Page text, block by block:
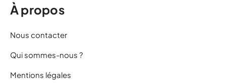
À propos
Nous contacter
Qui sommes-nous ?
Mentions légales